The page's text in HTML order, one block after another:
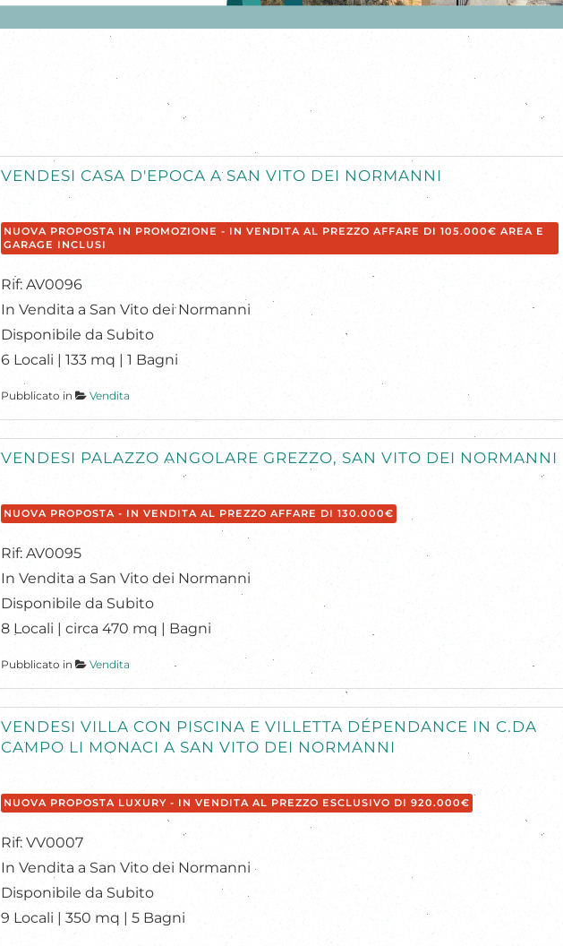
VENDESI CASA D'EPOCA A SAN VITO DEI NORMANNI
NUOVA PROPOSTA IN PROMOZIONE - IN VENDITA AL PREZZO AFFARE DI 105.000€ AREA E
GARAGE INCLUSI
Rif: AV0096
In Vendita a San Vito dei Normanni
Disponibile da Subito
6 Locali | 133 mq | 1 Bagni
Pubblicato in Vendita
VENDESI PALAZZO ANGOLARE GREZZO, SAN VITO DEI NORMANNI
NUOVA PROPOSTA - IN VENDITA AL PREZZO AFFARE DI 130.000€
Rif: AV0095
In Vendita a San Vito dei Normanni
Disponibile da Subito
8 Locali | circa 470 mq | Bagni
Pubblicato in Vendita
VENDESI VILLA CON PISCINA E VILLETTA DÉPENDANCE IN C.DA
CAMPO LI MONACI A SAN VITO DEI NORMANNI
NUOVA PROPOSTA LUXURY - IN VENDITA AL PREZZO ESCLUSIVO DI 920.000€
Rif: VV0007
In Vendita a San Vito dei Normanni
Disponibile da Subito
9 Locali | 350 mq | 5 Bagni